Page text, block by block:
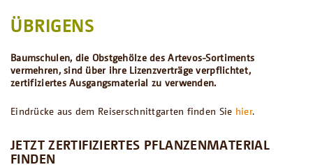
ÜBRIGENS
Baumschulen, die Obstgehölze des Artevos-Sortiments
vermehren, sind über ihre Lizenzverträge verpflichtet,
zertifiziertes Ausgangsmaterial zu verwenden.
Eindrücke aus dem Reiserschnittgarten finden Sie hier.
JETZT ZERTIFIZIERTES PFLANZENMATERIAL
FINDEN